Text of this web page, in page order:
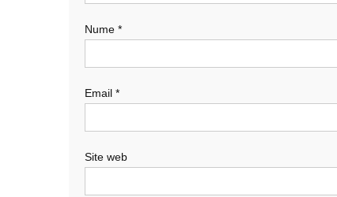
Nume *
Email *
Site web